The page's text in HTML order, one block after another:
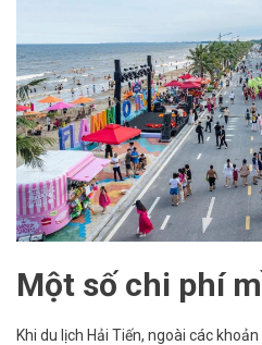
Một số chi phí
Khi du lịch Hải Tiến, ngoài các